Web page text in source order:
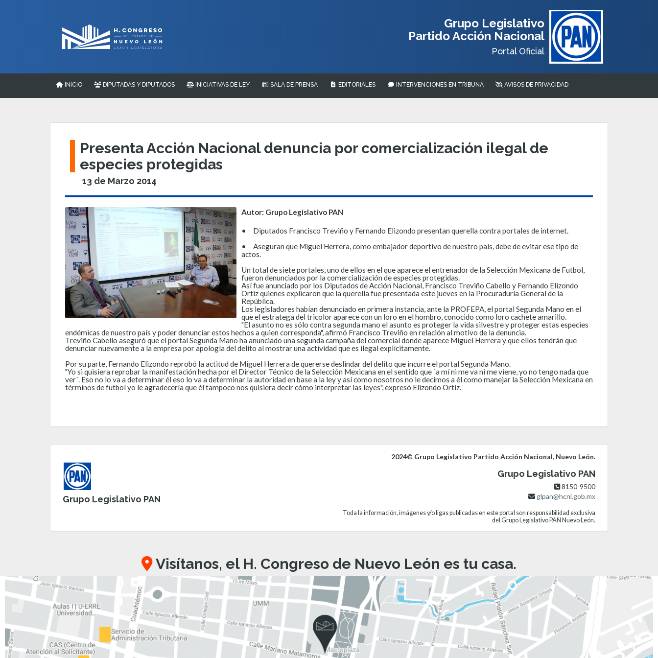
Grupo Legislativo
Partido Acción Nacional
Portal Oficial
INICIO DIPUTADAS Y DIPUTADOS INICIATIVAS DE LEY SALA DE PRENSA EDITORIALES INTERVENCIONES EN TRIBUNA AVISOS DE PRIVACIDAD
Presenta Acción Nacional denuncia por comercialización ilegal de
especies protegidas
13 de Marzo 2014
Autor: Grupo Legislativo PAN
•
Diputados Francisco Treviño y Fernando Elizondo presentan querella contra portales de internet.
•
Aseguran que Miguel Herrera, como embajador deportivo de nuestro país, debe de evitar ese tipo de
actos.
Un total de siete portales, uno de ellos en el que aparece el entrenador de la Selección Mexicana de Futbol,
fueron denunciados por la comercialización de especies protegidas.
Así fue anunciado por los Diputados de Acción Nacional, Francisco Treviño Cabello y Fernando Elizondo
Ortiz quienes explicaron que la querella fue presentada este jueves en la Procuraduría General de la
República.
Los legisladores habían denunciado en primera instancia, ante la PROFEPA, el portal Segunda Mano en el
que el estratega del tricolor aparece con un loro en el hombro, conocido como loro cachete amarillo.
"El asunto no es sólo contra segunda mano el asunto es proteger la vida silvestre y proteger estas especies
endémicas de nuestro país y poder denunciar estos hechos a quien corresponda", afirmó Francisco Treviño en relación al motivo de la denuncia.
Treviño Cabello aseguró que el portal Segunda Mano ha anunciado una segunda campaña del comercial donde aparece Miguel Herrera y que ellos tendrán que
denunciar nuevamente a la empresa por apología del delito al mostrar una actividad que es ilegal explícitamente.
Por su parte, Fernando Elizondo reprobó la actitud de Miguel Herrera de quererse deslindar del delito que incurre el portal Segunda Mano.
"Yo si quisiera reprobar la manifestación hecha por el Director Técnico de la Selección Mexicana en el sentido que ´a mí ni me va ni me viene, yo no tengo nada que
ver´. Eso no lo va a determinar él eso lo va a determinar la autoridad en base a la ley y así como nosotros no le decimos a él como manejar la Selección Mexicana en
términos de futbol yo le agradecería que él tampoco nos quisiera decir cómo interpretar las leyes", expresó Elizondo Ortiz.
Grupo Legislativo PAN
2024© Grupo Legislativo Partido Acción Nacional, Nuevo León.
Grupo Legislativo PAN
8150-9500
glpan@hcnl.gob.mx
Toda la información, imágenes y/o ligas publicadas en este portal son responsabilidad exclusiva
del Grupo Legislativo PAN Nuevo León.
Visítanos, el H. Congreso de Nuevo León es tu casa.